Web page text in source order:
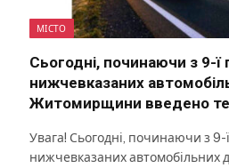
МІСТО
Сьогодні, починаючи з 9-ї
нижчевказаних
Житомирщини введено
Увага! Сьогодні, починаючи з 9-
нижчевказаних